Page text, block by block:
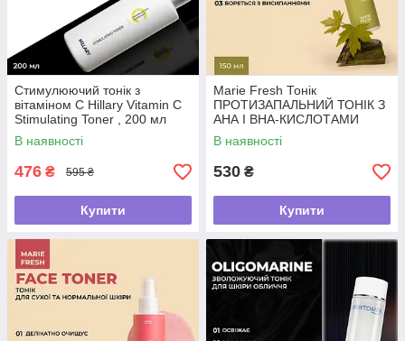
Стимулюючий тонік з
вітаміном С Hillary Vitamin C
Stimulating Toner , 200 мл
В наявності
476 ₴ 595 ₴
Купити
Marie Fresh Тонік
ПРОТИЗАПАЛЬНИЙ ТОНІК З
АНА І ВНА-КИСЛОТАМИ
Face toner for problem skin
150 мл
В наявності
530 ₴
Купити